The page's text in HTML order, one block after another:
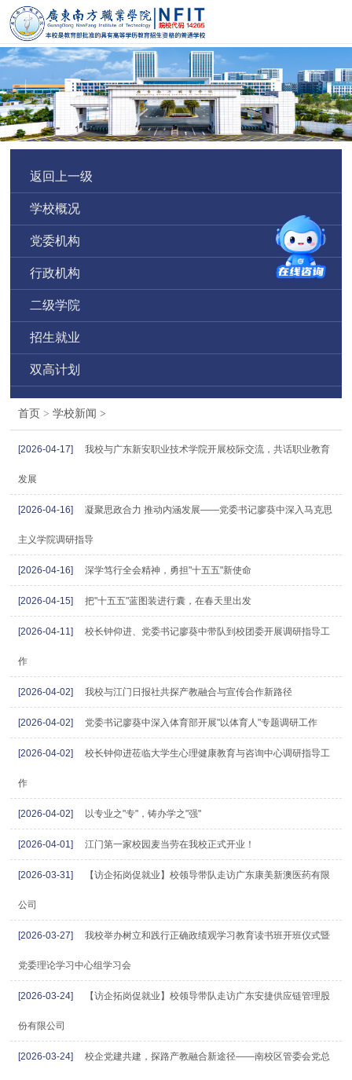
返回上一级
学校概况
党委机构
行政机构
二级学院
招生就业
双高计划
首页 >学校新闻 >
[2026-04-17] 我校与广东新安职业技术学院开展校际交流，共话职业教育
发展
[2026-04-16] 凝聚思政合力 推动内涵发展——党委书记廖葵中深入马克思
主义学院调研指导
[2026-04-16] 深学笃行全会精神，勇担"十五五"新使命
[2026-04-15] 把"十五五"蓝图装进行囊，在春天里出发
[2026-04-11] 校长钟仰进、党委书记廖葵中带队到校团委开展调研指导工
作
[2026-04-02] 我校与江门日报社共探产教融合与宣传合作新路径
[2026-04-02] 党委书记廖葵中深入体育部开展"以体育人"专题调研工作
[2026-04-02] 校长钟仰进莅临大学生心理健康教育与咨询中心调研指导工
作
[2026-04-02] 以专业之"专"，铸办学之"强"
[2026-04-01] 江门第一家校园麦当劳在我校正式开业！
[2026-03-31] 【访企拓岗促就业】校领导带队走访广东康美新澳医药有限
公司
[2026-03-27] 我校举办树立和践行正确政绩观学习教育读书班开班仪式暨
党委理论学习中心组学习会
[2026-03-24] 【访企拓岗促就业】校领导带队走访广东安捷供应链管理股
份有限公司
[2026-03-24] 校企党建共建，探路产教融合新途径——南校区管委会党总